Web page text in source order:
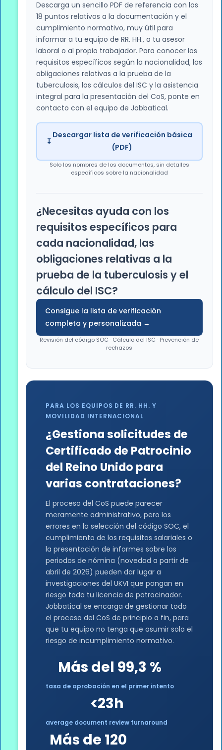
Commonwealth y de Desarrollo (FCDO)
Debe ser válido en el momento de presentar
la solicitud de visado
PROBLEMA HABITUAL
Acudir a una clínica no autorizada invalida
el certificado de tuberculosis y da lugar a la
denegación inmediata
A CARGO DE
Normalmente el empleado; algunos
empleadores lo cubren; acuerde esto por
escrito antes de presentar la solicitud
PROCEDIMIENTO
Se abona en línea a través del portal del IHS
durante el proceso de solicitud del visado; se
Las solicitudes presentadas sin el pago del
Descarga un sencillo PDF de referencia con los
18 puntos relativos a la documentación y el
cumplimiento normativo, muy útil para
informar a tu equipo de RR. HH., a tu asesor
laboral o al propio trabajador. Para conocer los
requisitos específicos según la nacionalidad, las
obligaciones relativas a la prueba de la
tuberculosis, los cálculos del ISC y la asistencia
integral para la presentación del CoS, ponte en
contacto con el equipo de Jobbatical.
↧
Descargar lista de verificación básica
(PDF)
Solo los nombres de los documentos, sin detalles
específicos sobre la nacionalidad
¿Necesitas ayuda con los
requisitos específicos para
cada nacionalidad, las
obligaciones relativas a la
prueba de la tuberculosis y el
cálculo del ISC?
Consigue la lista de verificación
completa y personalizada →
Revisión del código SOC · Cálculo del ISC · Prevención de
rechazos
PARA LOS EQUIPOS DE RR. HH. Y
MOVILIDAD INTERNACIONAL
¿Gestiona solicitudes de
Certificado de Patrocinio
del Reino Unido para
varias contrataciones?
El proceso del CoS puede parecer
meramente administrativo, pero los
errores en la selección del código SOC, el
cumplimiento de los requisitos salariales o
la presentación de informes sobre los
periodos de nómina (novedad a partir de
abril de 2026) pueden dar lugar a
investigaciones del UKVI que pongan en
riesgo toda tu licencia de patrocinador.
Jobbatical se encarga de gestionar todo
el proceso del CoS de principio a fin, para
que tu equipo no tenga que asumir solo el
riesgo de incumplimiento normativo.
Más del 99,3 %
tasa de aprobación en el primer intento
<23h
average document review turnaround
Más de 120